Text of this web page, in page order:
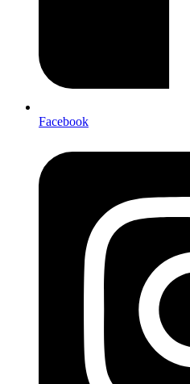
Facebook